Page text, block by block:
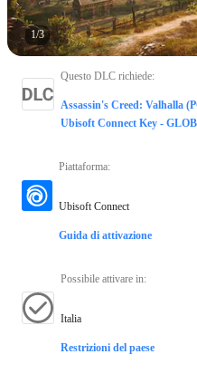
1/3
Questo DLC richiede:
Assassin's Creed: Valhalla
Ubisoft Connect Key -
Piattaforma:
Ubisoft Connect
Guida di attivazione
Possibile attivare in:
Italia
Restrizioni del paese